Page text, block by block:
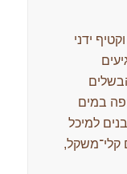
ידני
במים
למיכל
קלי־משקל,